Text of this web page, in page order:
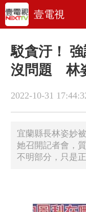
壹電視
駁貪汙！ 強
沒問題 林
2022-10-31
宜蘭縣長林姿妙
她召開記者會，
不明部分，只是正